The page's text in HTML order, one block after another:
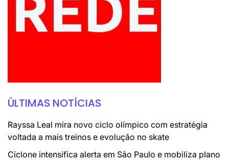
ÚLTIMAS NOTÍCIAS
Rayssa Leal mira novo ciclo olímpico com estratégia
voltada a mais treinos e evolução no skate
Ciclone intensifica alerta em São Paulo e mobiliza plano